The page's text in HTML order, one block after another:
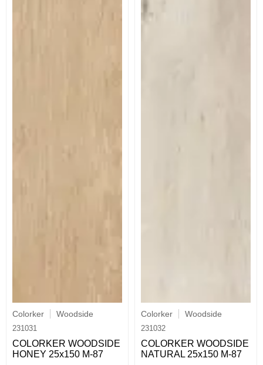
Colorker Woodside
231031
COLORKER WOODSIDE
HONEY 25х150 M-87
Colorker Woodside
231032
COLORKER WOODSIDE
NATURAL 25х150 M-87